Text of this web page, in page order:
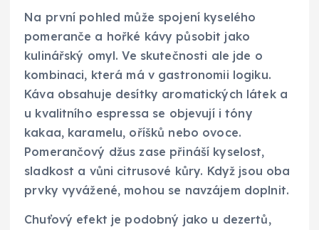
Na první pohled může spojení kyselého
pomeranče a hořké kávy působit jako
kulinářský omyl. Ve skutečnosti ale jde o
kombinaci, která má v gastronomii logiku.
Káva obsahuje desítky aromatických látek a
u kvalitního espressa se objevují i tóny
kakaa, karamelu, oříšků nebo ovoce.
Pomerančový džus zase přináší kyselost,
sladkost a vůni citrusové kůry. Když jsou oba
prvky vyvážené, mohou se navzájem doplnit.
Chuťový efekt je podobný jako u dezertů,